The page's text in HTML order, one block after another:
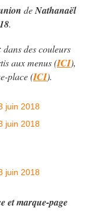
deNathanaël
.
dans des couleurs
aux menus (ICI),
place (ICI).
et marque-page